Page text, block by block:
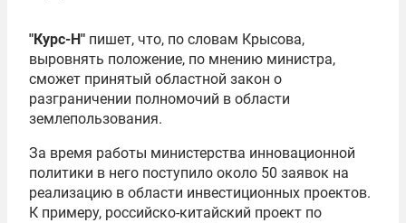
"Курс-Н" пишет, что, по словам Крысова,
выровнять положение, по мнению министра,
сможет принятый областной закон о
разграничении полномочий в области
землепользования.
За время работы министерства инновационной
политики в него поступило около 50 заявок на
реализацию в области инвестиционных проектов.
К примеру, российско-китайский проект по